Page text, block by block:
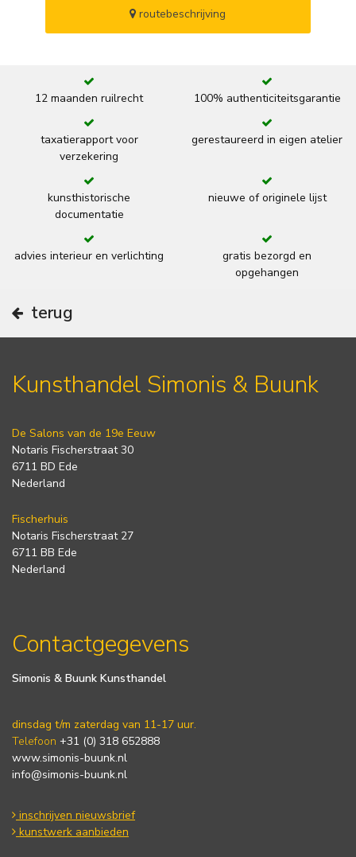
routebeschrijving
12 maanden ruilrecht 100% authenticiteitsgarantie
taxatierapport voor
verzekering
gerestaureerd in eigen atelier
kunsthistorische
documentatie
nieuwe of originele lijst
advies interieur en verlichting
gratis bezorgd en
opgehangen
terug
Kunsthandel Simonis & Buunk
De Salons van de 19e Eeuw
Notaris Fischerstraat 30
6711 BD Ede
Nederland
Fischerhuis
Notaris Fischerstraat 27
6711 BB Ede
Nederland
Contactgegevens
Simonis & Buunk Kunsthandel
dinsdag t/m zaterdag van 11-17 uur.
Telefoon +31 (0) 318 652888
www.simonis-buunk.nl
info@simonis-buunk.nl
inschrijven nieuwsbrief
kunstwerk aanbieden